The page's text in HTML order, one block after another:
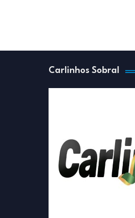
Carlinhos Sobral